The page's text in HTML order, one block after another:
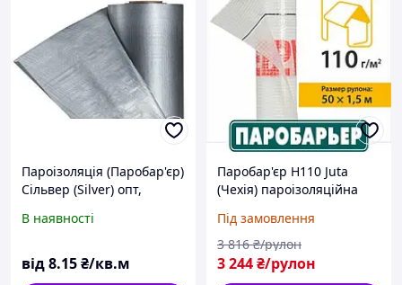
Пароізоляція (Паробар'єр)
Сільвер (Silver) опт,
В наявності
від8.15₴/кв.м
Паробар'єр H110 Juta
(Чехія) пароізоляційна
Під замовлення
3 244₴/рулон
3 816 ₴/рулон